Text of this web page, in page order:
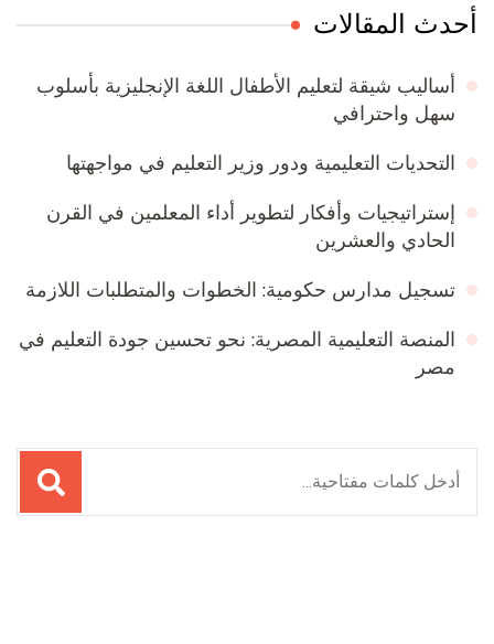
أحدث المقالات
أساليب شيقة لتعليم الأطفال اللغة الإنجليزية بأسلوب
سهل واحترافي
التحديات التعليمية ودور وزير التعليم في مواجهتها
إستراتيجيات وأفكار لتطوير أداء المعلمين في القرن
الحادي والعشرين
تسجيل مدارس حكومية: الخطوات والمتطلبات اللازمة
المنصة التعليمية المصرية: نحو تحسين جودة التعليم في
مصر
البحث
عن: